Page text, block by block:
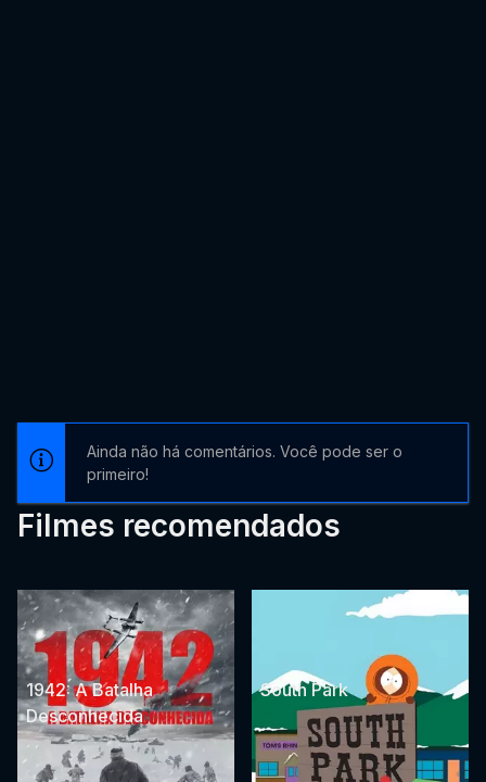
Ainda não há comentários. Você pode ser o
primeiro!
Filmes recomendados
1942: A Batalha
Desconhecida
South Park